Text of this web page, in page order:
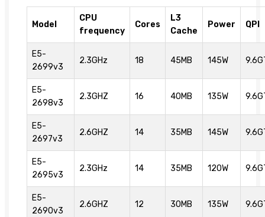
Model
CPU
frequency
Cores
L3
Cache
Power QPI
E5-
2699v3
2.3GHz 18 45MB 145W
E5-
2698v3
2.3GHZ 16 40MB 135W
E5-
2697v3
2.6GHZ 14 35MB 145W
E5-
2695v3
2.3GHz 14 35MB 120W
E5-
2690v3
2.6GHZ 12 30MB 135W